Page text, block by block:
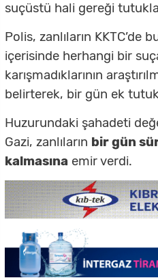
suçüstü hali gereği
Polis, zanlıların KKTC’de
içerisinde herhangi bir
karışmadıklarının
belirterek, bir gün ek
Huzurundaki şahadeti
Gazi, zanlıların bir gün
kalmasına emir verdi.